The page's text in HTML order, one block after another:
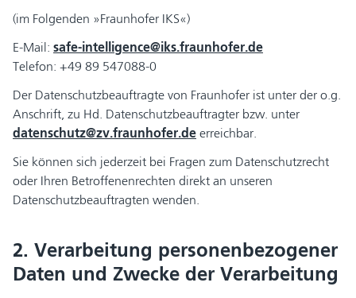
(im Folgenden »Fraunhofer IKS«)
E-Mail: safe-intelligence@iks.fraunhofer.de
Telefon: +49 89 547088-0
Der Datenschutzbeauftragte von Fraunhofer ist unter der o.g.
Anschrift, zu Hd. Datenschutzbeauftragter bzw. unter
datenschutz@zv.fraunhofer.de erreichbar.
Sie können sich jederzeit bei Fragen zum Datenschutzrecht
oder Ihren Betroffenenrechten direkt an unseren
Datenschutzbeauftragten wenden.
2. Verarbeitung personenbezogener
Daten und Zwecke der Verarbeitung